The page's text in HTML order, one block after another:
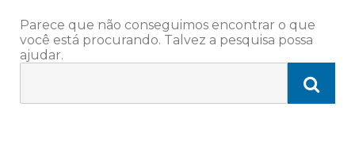
Parece que não conseguimos encontrar o que
você está procurando. Talvez a pesquisa possa
ajudar.